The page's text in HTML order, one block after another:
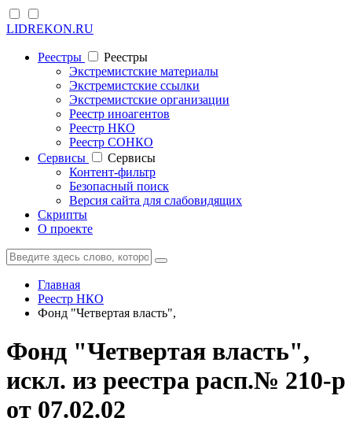
LIDREKON.RU
Реестры
Реестры
Экстремистские материалы
Экстремистские ссылки
Экстремистские организации
Реестр иноагентов
Реестр НКО
Реестр СОНКО
Cервисы
Cервисы
Контент-фильтр
Безопасный поиск
Версия сайта для слабовидящих
Скрипты
О проекте
Главная
Реестр НКО
Фонд "Четвертая власть",
Фонд "Четвертая власть",
искл. из реестра расп.№ 210-р
от 07.02.02